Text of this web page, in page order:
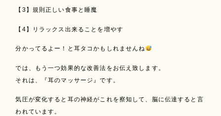
【3】規則正しい食事と睡魔
【4】リラックス出来ることを増やす
分かってるよー！と耳タコかもしれませんね
では、もう一つ効果的な改善法をお伝え致します。
それは、『耳のマッサージ』です。
気圧が変化すると耳の神経がこれを察知して、脳に伝達すると言
われています。